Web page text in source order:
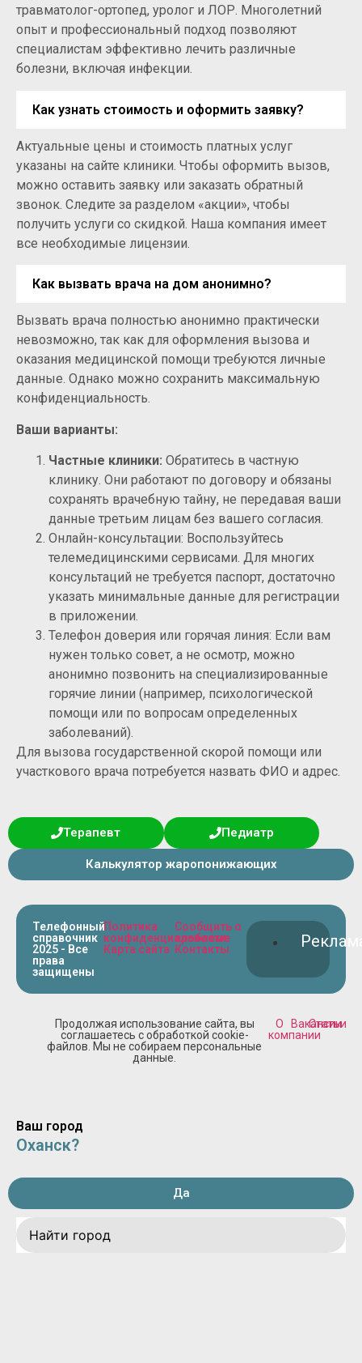
травматолог-ортопед, уролог и ЛОР. Многолетний
опыт и профессиональный подход позволяют
специалистам эффективно лечить различные
болезни, включая инфекции.
Как узнать стоимость и оформить заявку?
Актуальные цены и стоимость платных услуг
указаны на сайте клиники. Чтобы оформить вызов,
можно оставить заявку или заказать обратный
звонок. Следите за разделом «акции», чтобы
получить услуги со скидкой. Наша компания имеет
все необходимые лицензии.
Как вызвать врача на дом анонимно?
Вызвать врача полностью анонимно практически
невозможно, так как для оформления вызова и
оказания медицинской помощи требуются личные
данные. Однако можно сохранить максимальную
конфиденциальность.
Ваши варианты:
Частные клиники: Обратитесь в частную
клинику. Они работают по договору и обязаны
сохранять врачебную тайну, не передавая ваши
данные третьим лицам без вашего согласия.
Онлайн-консультации: Воспользуйтесь
телемедицинскими сервисами. Для многих
консультаций не требуется паспорт, достаточно
указать минимальные данные для регистрации
в приложении.
Телефон доверия или горячая линия: Если вам
нужен только совет, а не осмотр, можно
анонимно позвонить на специализированные
горячие линии (например, психологической
помощи или по вопросам определенных
заболеваний).
Для вызова государственной скорой помощи или
участкового врача потребуется назвать ФИО и адрес.
Терапевт Педиатр
Калькулятор жаропонижающих
Телефонный
справочник
2025 - Все
права
защищены
Политика
конфиденциальности
Карта сайта
Сообщить о
проблеме
Контакты
Продолжая использование сайта, вы
соглашаетесь с обработкой cookie-
файлов. Мы не собираем персональные
данные.
О
компании
Вакансии
Статьи
Ваш город
Оханск?
Да